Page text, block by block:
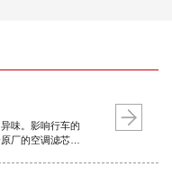
味。影响行车的
厂的空调滤芯使